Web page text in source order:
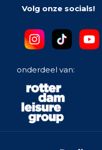
Volg onze socials!
onderdeel van: